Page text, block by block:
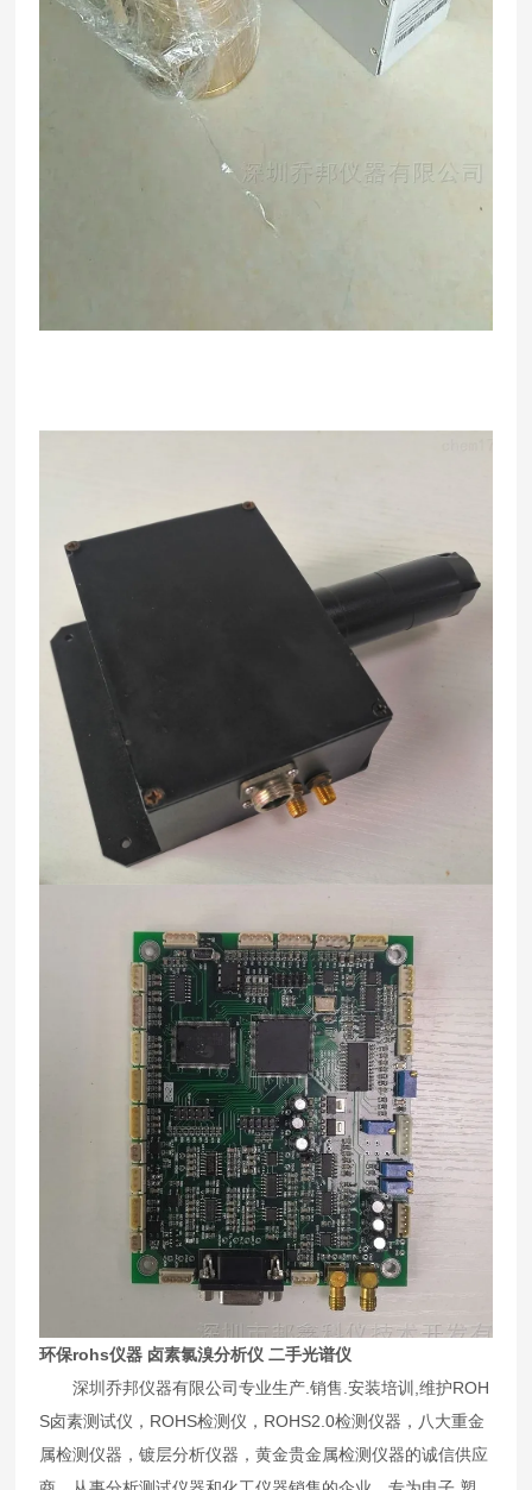
环保rohs仪器 卤素氯溴分析仪 二手光谱仪
深圳乔邦仪器有限公司专业生产.销售.安装培训,维护ROH
S卤素测试仪，ROHS检测仪，ROHS2.0检测仪器，八大重金
属检测仪器，镀层分析仪器，黄金贵金属检测仪器的诚信供应